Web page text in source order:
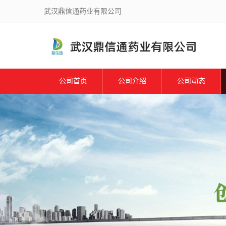
武汉鼎信通药业有限公司
公司首页 公司介绍 公司动态